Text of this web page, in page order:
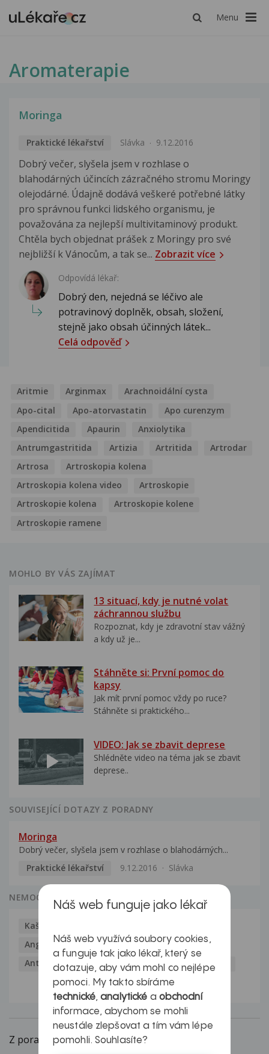
Menu
Aromaterapie
Moringa
Praktické lékařství Slávka 9.12.2016
Dobrý večer, slyšela jsem v rozhlase o
blahodárných účincích zázračného stromu Moringy
olejodárné. Údajně dodává veškeré potřebné látky
pro správnou funkci lidského organismu, je
považována za nejlepší multivitaminový produkt.
Chtěla bych objednat prášek z Moringy pro své
nejbližší k Vánocům, a tak se... Zobrazit více
Odpovídá lékař:
Dobrý den, nejedná se léčivo ale
potravinový doplněk, obsah, složení,
stejně jako obsah účinných látek...
Celá odpověď
Aritmie Arginmax
Arachnoidální cysta
Apo-cital
Apo-atorvastatin
Apo curenzym
Apendicitida
Apaurin
Anxiolytika
Antrumgastritida
Artizia Artritida
Artrodar
Artrosa
Artroskopia kolena
Artroskopia kolena video
Artroskopie
Artroskopie kolena
Artroskopie kolene
Artroskopie ramene
MOHLO BY VÁS ZAJÍMAT
13 situací, kdy je nutné volat
záchrannou službu
Rozpoznat, kdy je zdravotní stav vážný
a kdy už je...
Stáhněte si: První pomoc do
kapsy
Jak mít první pomoc vždy po ruce?
Stáhněte si praktického...
VIDEO: Jak se zbavit deprese
Shlédněte video na téma jak se zbavit
deprese..
SOUVISEJÍCÍ DOTAZY Z PORADNY
Moringa
Dobrý večer, slyšela jsem v rozhlase o blahodárných...
Praktické lékařství
9.12.2016 Slávka
NEMOCI
Kašel
Angína
Antibiotika
Antidepresiva
Antihistaminika
Antikoncepce Antivirotika
Katalog nemocí a vyšetření
Z poradny uLékaře.cz
Náš web funguje jako lékař
Náš web využívá soubory cookies,
a funguje tak jako lékař, který se
dotazuje, aby vám mohl co nejlépe
pomoci. My takto sbíráme
technické,analytické a obchodní
informace, abychom se mohli
neustále zlepšovat a tím vám lépe
pomohli. Souhlasíte?